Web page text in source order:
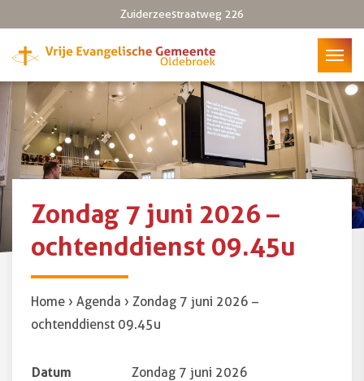
Vrije Evangelische Gemeente Oldebroek
Zuiderzeestraatweg 226
Zondag 7 juni 2026 –
ochtenddienst 09.45u
Home› Agenda › Zondag 7 juni 2026 –
ochtenddienst 09.45u
Datum
Zondag 7 juni 2026